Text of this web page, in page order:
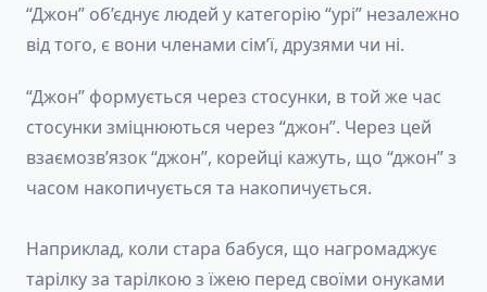
“Джон” об’єднує людей у категорію “урі” незалежно
від того, є вони членами сім’ї, друзями чи ні.
“Джон” формується через стосунки, в той же час
стосунки зміцнюються через “джон”. Через цей
взаємозв’язок “джон”, корейці кажуть, що “джон” з
часом накопичується та накопичується.
Наприклад, коли стара бабуся, що нагромаджує
тарілку за тарілкою з їжею перед своїми онуками